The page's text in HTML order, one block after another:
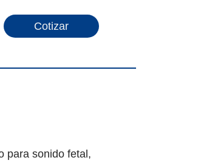
Cotizar
para sonido fetal,